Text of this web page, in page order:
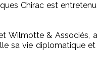
Chirac est
Wilmotte &
sa vie diplomatique